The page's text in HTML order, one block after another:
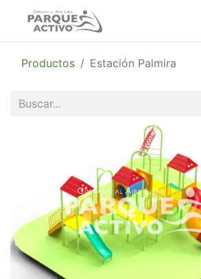
Productos Estación Palmira